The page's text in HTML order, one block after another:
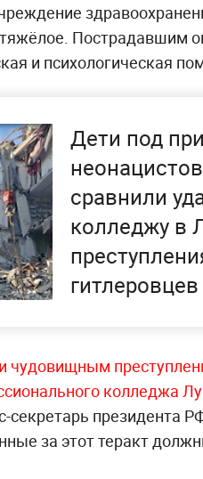
Пострадавшим
и психологическая
Дети под
сравнили
колледжу в
гитлеровцев
чудовищным
колледжа
секретарь президента
за этот теракт